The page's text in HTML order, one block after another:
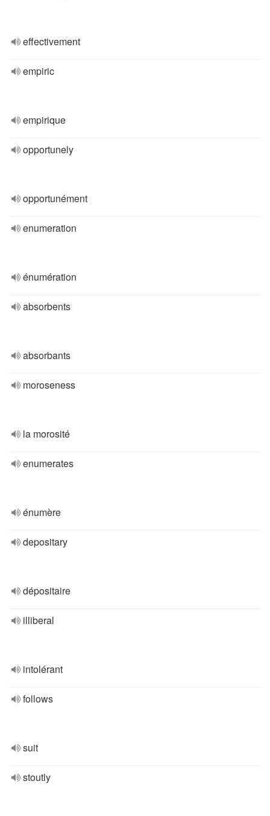
effectivement
empiric
empirique
opportunely
opportunément
enumeration
énumération
absorbents
absorbants
moroseness
la morosité
enumerates
énumère
depositary
dépositaire
illiberal
intolérant
follows
suit
stoutly